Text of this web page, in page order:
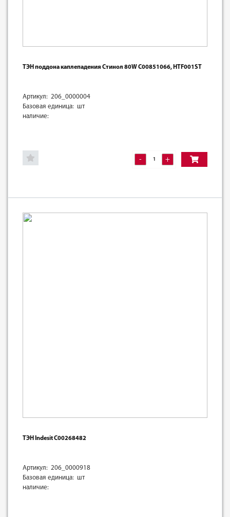
ТЭН поддона каплепадения Стинол 80W C00851066, HTF001ST
Артикул: 206_0000004
Базовая единица: шт
наличие:
- +
ТЭН Indesit C00268482
Артикул: 206_0000918
Базовая единица: шт
наличие: